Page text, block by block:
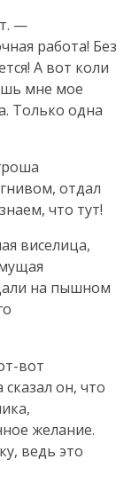
—
работа! Без
А вот коли
мне мое
Только одна
отдал
что тут!
виселица,
на пышном
вот
он, что
желание.
ведь это